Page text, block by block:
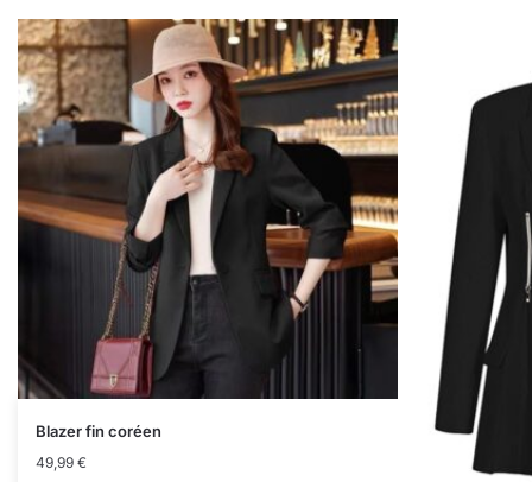
Blazer fin coréen
49,99 €